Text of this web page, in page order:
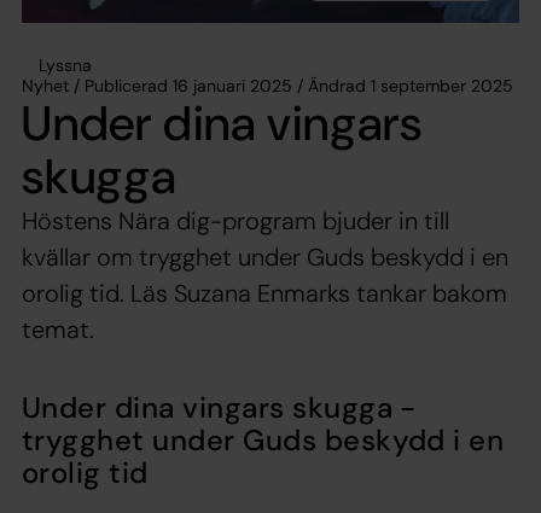
Lyssna
Nyhet / Publicerad 16 januari 2025 / Ändrad 1 september 2025
Under dina vingars
skugga
Höstens Nära dig-program bjuder in till
kvällar om trygghet under Guds beskydd i en
orolig tid. Läs Suzana Enmarks tankar bakom
temat.
Under dina vingars skugga -
trygghet under Guds beskydd i en
orolig tid